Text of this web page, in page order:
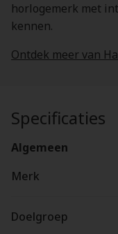
horlogemerk met
kennen.
Ontdek meer van
Specificaties
Algemeen
Merk
Doelgroep